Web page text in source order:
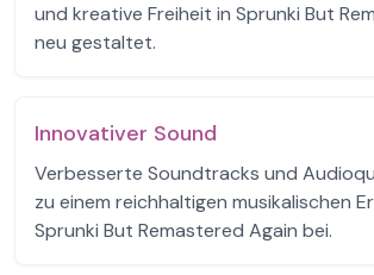
und kreative Freiheit in Sprunki But
neu gestaltet.
Innovativer Sound
Verbesserte Soundtracks und
zu einem reichhaltigen musikalischen
Sprunki But Remastered Again bei.